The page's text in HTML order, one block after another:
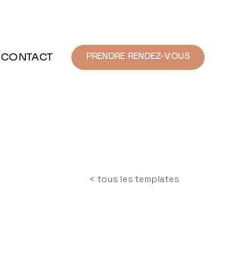
CONTACT PRENDRE RENDEZ-VOUS
< tous les templates